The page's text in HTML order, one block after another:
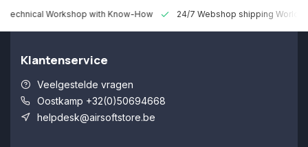
Technical Workshop with Know-How 24/7 Webshop shipping
Klantenservice
Veelgestelde vragen
Oostkamp +32(0)50694668
helpdesk@airsoftstore.be